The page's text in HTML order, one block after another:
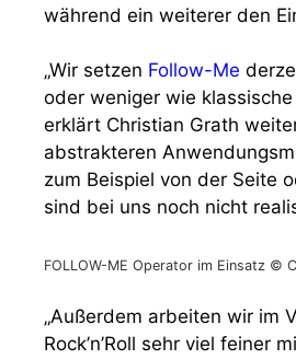
während ein weiterer den
„Wir setzen Follow-Me
oder weniger wie klassische
erklärt Christian Grath
abstrakteren
zum Beispiel von der Seite
sind bei uns noch nicht
FOLLOW-ME Operator im Einsatz ©
„Außerdem arbeiten wir im
Rock’n’Roll sehr viel feiner